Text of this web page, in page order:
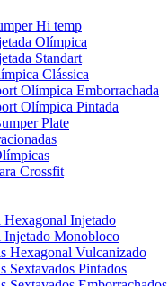
Hi temp
Olímpica
Standart
Clássica
Olímpica Emborrachada
Olímpica Pintada
Plate
Crossfit
Injetado
Injetado Monobloco
Hexagonal Vulcanizado
Sextavados Pintados